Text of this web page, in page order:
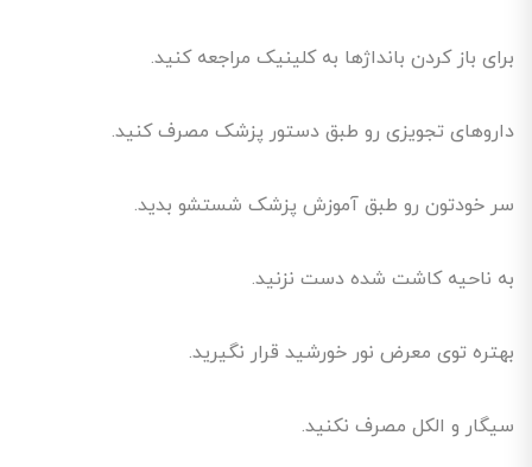
برای باز کردن بانداژها به کلینیک مراجعه کنید.
داروهای تجویزی رو طبق دستور پزشک مصرف کنید.
سر خودتون رو طبق آموزش پزشک شستشو بدید.
به ناحیه کاشت شده دست نزنید.
بهتره توی معرض نور خورشید قرار نگیرید.
سیگار و الکل مصرف نکنید.